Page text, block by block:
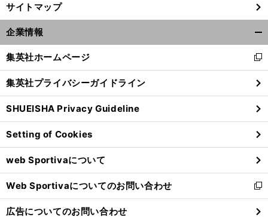
サイトマップ
企業情報
閉
る
集英社ホームページ
新
し
い
ウ
ィ
ン
ド
ウ
で
開
く
集英社プライバシーガイドライン
SHUEISHA Privacy Guideline
Setting of Cookies
web Sportivaについて
Web Sportivaについてのお問い合わせ
新
し
い
広告についてのお問い合わせ